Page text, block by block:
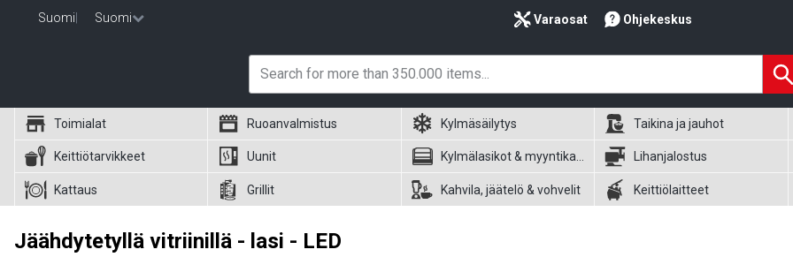
Suomi Suomi Varaosat Ohjekeskus
Toimialat Ruoanvalmistus Kylmäsäilytys Taikina ja jauhot
Keittiötarvikkeet Uunit Lihanjalostus
Kattaus Grillit Kahvila, jäätelö & vohvelit Keittiölaitteet
Jäähdytetyllä vitriinillä - lasi - LED